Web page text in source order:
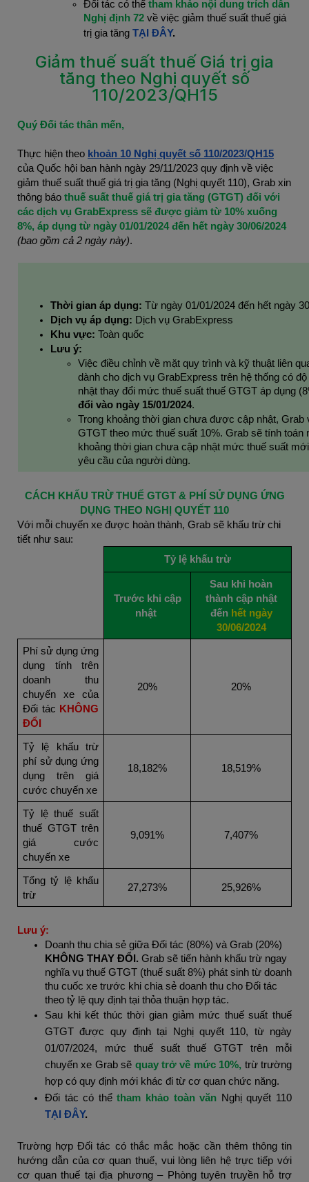
Đối tác có thể tham khảo nội dung trích dẫn
Nghị định 72 về việc giảm thuế suất thuế giá
trị gia tăng TẠI ĐÂY.
Giảm thuế suất thuế Giá trị gia
tăng theo Nghị quyết số
110/2023/QH15
Quý Đối tác thân mến,
Thực hiện theo khoản 10 Nghị quyết số 110/2023/QH15
của Quốc hội ban hành ngày 29/11/2023 quy định về việc
giảm thuế suất thuế giá trị gia tăng (Nghị quyết 110), Grab xin
thông báo thuế suất thuế giá trị gia tăng (GTGT) đối với
các dịch vụ GrabExpress sẽ được giảm từ 10% xuống
8%, áp dụng từ ngày 01/01/2024 đến hết ngày 30/06/2024
(bao gồm cả 2 ngày này).
Thời gian áp dụng: Từ ngày 01/01/2024 đến hết ngày
Dịch vụ áp dụng: Dịch vụ GrabExpress
Khu vực: Toàn quốc
Lưu ý:
Việc điều chỉnh về mặt quy trình và kỹ thuật liên
dành cho dịch vụ GrabExpress trên hệ thống có
nhật thay đổi mức thuế suất thuế GTGT áp dụng
đổi vào ngày 15/01/2024.
Trong khoảng thời gian chưa được cập nhật, Grab
GTGT theo mức thuế suất 10%. Grab sẽ tính
khoảng thời gian chưa cập nhật mức thuế suất
yêu cầu của người dùng.
CÁCH KHẤU TRỪ THUẾ GTGT & PHÍ SỬ DỤNG ỨNG
DỤNG THEO NGHỊ QUYẾT 110
Với mỗi chuyến xe được hoàn thành, Grab sẽ khấu trừ chi
tiết như sau:
Tỷ lệ khấu trừ
Trước khi cập
nhật
Sau khi hoàn
thành cập nhật
đến hết ngày
30/06/2024
Phí sử dụng ứng
dụng tính trên
doanh thu
chuyến xe của
Đối tác KHÔNG
ĐỔI
20% 20%
Tỷ lệ khấu trừ
phí sử dụng ứng
dụng trên giá
cước chuyến xe
18,182% 18,519%
Tỷ lệ thuế suất
thuế GTGT trên
giá cước
chuyến xe
9,091% 7,407%
Tổng tỷ lệ khấu
trừ
27,273% 25,926%
Lưu ý:
Doanh thu chia sẻ giữa Đối tác (80%) và Grab (20%)
KHÔNG THAY ĐỔI. Grab sẽ tiến hành khấu trừ ngay
nghĩa vụ thuế GTGT (thuế suất 8%) phát sinh từ doanh
thu cuốc xe trước khi chia sẻ doanh thu cho Đối tác
theo tỷ lệ quy định tại thỏa thuận hợp tác.
Sau khi kết thúc thời gian giảm mức thuế suất thuế
GTGT được quy định tại Nghị quyết 110, từ ngày
01/07/2024, mức thuế suất thuế GTGT trên mỗi
chuyến xe Grab sẽ quay trở về mức 10%, trừ trường
hợp có quy định mới khác đi từ cơ quan chức năng.
Đối tác có thểtham khảo toàn văn Nghị quyết 110
TẠI ĐÂY.
Trường hợp Đối tác có thắc mắc hoặc cần thêm thông tin
hướng dẫn của cơ quan thuế, vui lòng liên hệ trực tiếp với
cơ quan thuế tại địa phương – Phòng tuyên truyền hỗ trợ